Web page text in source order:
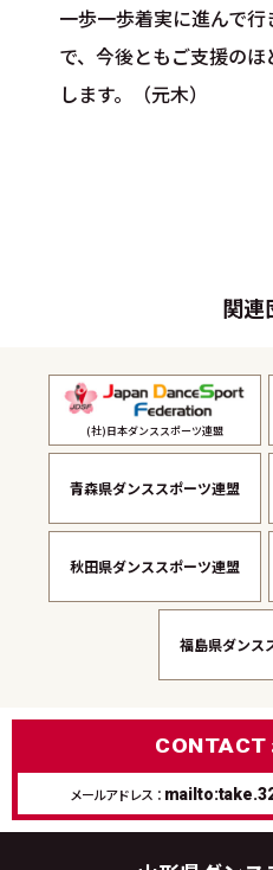
一歩一歩着実に進んで
で、今後ともご支援の
します。（元木）
関連
(社)日本ダンススポーツ連盟
青森県ダンススポーツ連盟
秋田県ダンススポーツ連盟
福島県ダンス
CONTACT
メールアドレス：